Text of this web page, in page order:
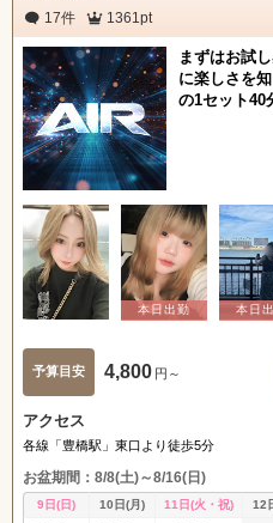
17件 1361pt
まずはお試
に楽しさを
の1セット40
予算目安 4,800 円～
アクセス
各線「豊橋駅」東口より徒歩5分
お盆期間：8/8(土)～8/16(日)
9日(日) 10日(月) 11日(火・祝) 12